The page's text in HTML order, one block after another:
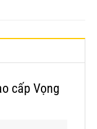
cấp Vọng